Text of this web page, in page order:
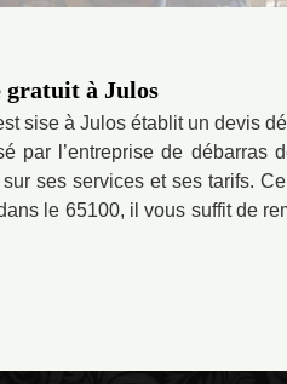
gratuit à Julos
sise à Julos établit un devis
par l’entreprise de
ses services et ses tarifs.
le 65100, il vous suffit de